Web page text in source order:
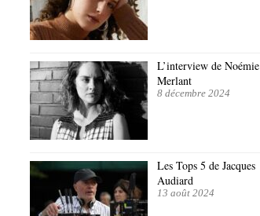
L’interview de Noémie
Merlant
8 décembre 2024
Les Tops 5 de Jacques
Audiard
13 août 2024